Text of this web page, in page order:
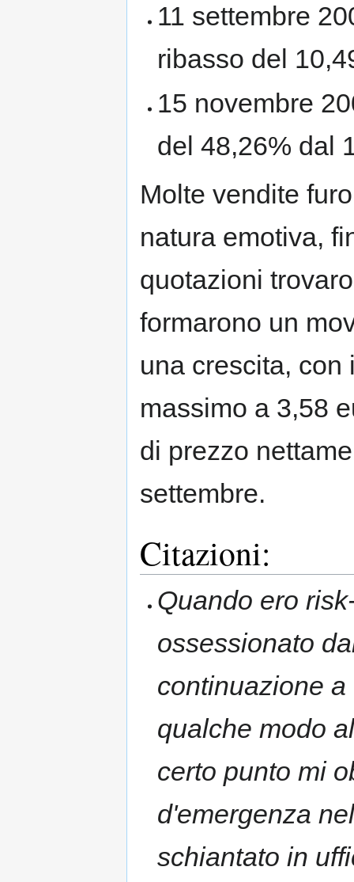
11 settembre
ribasso del
15 novembre
del 48,26% dal
Molte vendite
natura emotiva,
quotazioni
formarono un
una crescita,
massimo a 3,58
di prezzo
settembre.
Citazioni:
Quando ero
ossessionato
continuazione
qualche modo
certo punto mi
d'emergenza
schiantato in